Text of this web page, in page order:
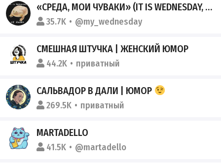
«СРЕДА, МОИ ЧУВАКИ» (IT IS WEDNESDAY, MY DUDES)
35.7K @my_wednesday
СМЕШНАЯ ШТУЧКА | ЖЕНСКИЙ ЮМОР
44.2K приватный
САЛЬВАДОР В ДАЛИ | ЮМОР
269.5K приватный
MARTADELLO
41.5K @martadello